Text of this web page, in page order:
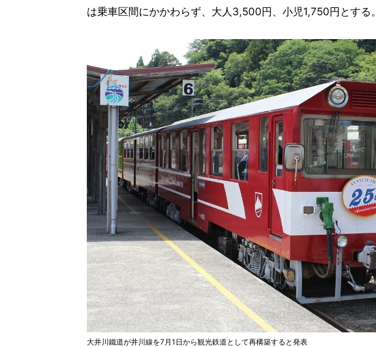
は乗車区間にかかわらず、大人3,500円、小児1,750円とする。
大井川鐵道が井川線を7月1日から観光鉄道として再構築すると発表